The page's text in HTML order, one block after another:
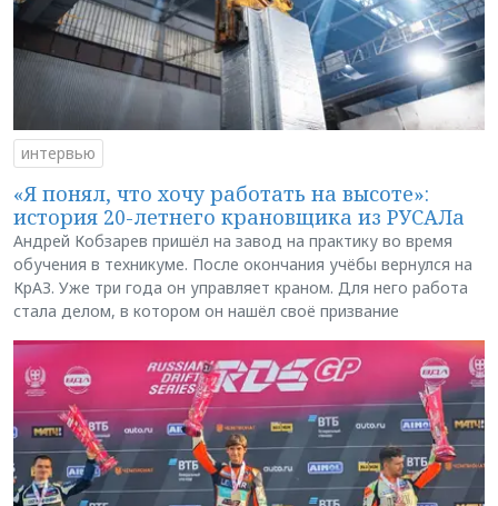
интервью
«Я понял, что хочу работать на высоте»:
история 20-летнего крановщика из РУСАЛа
Андрей Кобзарев пришёл на завод на практику во время
обучения в техникуме. После окончания учёбы вернулся на
КрАЗ. Уже три года он управляет краном. Для него работа
стала делом, в котором он нашёл своё призвание